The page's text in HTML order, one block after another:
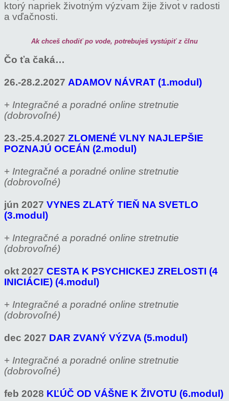
ktorý napriek životným výzvam žije život v radosti
a vďačnosti.
Ak chceš chodiť po vode, potrebuješ vystúpiť z člnu
Čo ťa čaká…
26.-28.2.2027 ADAMOV NÁVRAT (1.modul)
+ Integračné a poradné online stretnutie
(dobrovoľné)
23.-25.4.2027 ZLOMENÉ VLNY NAJLEPŠIE
POZNAJÚ OCEÁN (2.modul)
+ Integračné a poradné online stretnutie
(dobrovoľné)
jún 2027 VYNES ZLATÝ TIEŇ NA SVETLO
(3.modul)
+ Integračné a poradné online stretnutie
(dobrovoľné)
okt 2027 CESTA K PSYCHICKEJ ZRELOSTI (4
INICIÁCIE) (4.modul)
+ Integračné a poradné online stretnutie
(dobrovoľné)
dec 2027 DAR ZVANÝ VÝZVA (5.modul)
+ Integračné a poradné online stretnutie
(dobrovoľné)
feb 2028 KĽÚČ OD VÁŠNE K ŽIVOTU (6.modul)